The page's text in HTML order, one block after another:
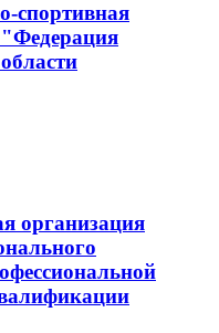
спортивная
"Федерация
организация